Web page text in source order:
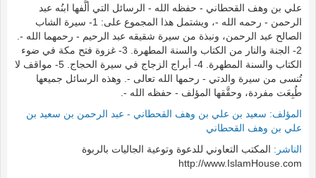
علي بن وهف القحطاني - حفظه الله - الرسائل التي ألَّفها ابنُه عبد
الرحمن - رحمه الله -، ويشتمل هذا المجموع على: 1- سيرة الشاب
الصالح عبد الرحمن، ونبذة من سيرة شقيقه عبد الرحيم - رحمهما الله -.
2- الجنة والنار من الكتاب والسنة المطهرة. 3- غزوة فتح مكة في ضوء
الكتاب والسنة المطهرة. 4- أبراج الزجاج في سيرة الحجاج. 5- مواقف لا
تُنسى من سيرة والدتي - رحمها الله تعالى -. وهذه الرسائل جميعها
طُبِعَت مفردة، وحقَّقها المؤلف - حفظه الله -.
المؤلف: سعيد بن علي بن وهف القحطاني - عبد الرحمن بن سعيد بن
علي بن وهف القحطاني
الناشر: المكتب التعاوني للدعوة وتوعية الجاليات بالربوة
http://www.IslamHouse.com